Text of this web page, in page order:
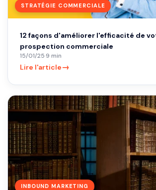
STRATÉGIE COMMERCIALE
12 façons d'améliorer l'efficacité de
prospection commerciale
15/01/25·9 min
Lire l'article→
INBOUND MARKETING